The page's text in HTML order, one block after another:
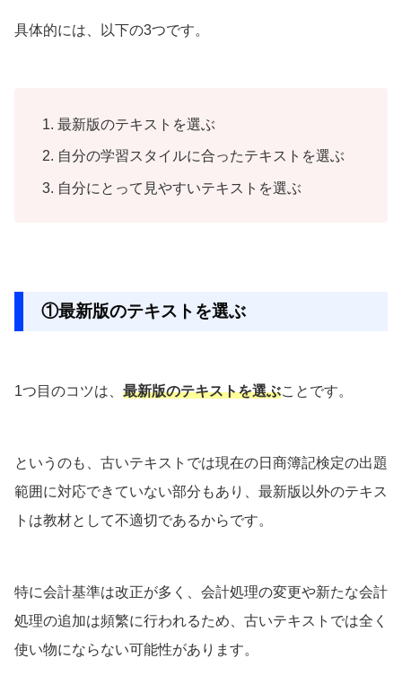
具体的には、以下の3つです。
最新版のテキストを選ぶ
自分の学習スタイルに合ったテキストを選ぶ
自分にとって見やすいテキストを選ぶ
①最新版のテキストを選ぶ
1つ目のコツは、 最新版のテキストを選ぶことです。
というのも、古いテキストでは現在の日商簿記検定の出題
範囲に対応できていない部分もあり、最新版以外のテキス
トは教材として不適切であるからです。
特に会計基準は改正が多く、会計処理の変更や新たな会計
処理の追加は頻繁に行われるため、古いテキストでは全く
使い物にならない可能性があります。